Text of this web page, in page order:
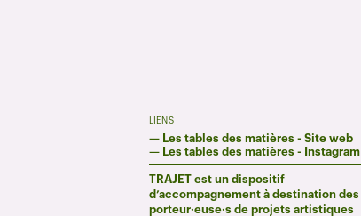
LIENS
— Les tables des matières - Site web
— Les tables des matières - Instagram
TRAJET est un dispositif
d’accompagnement à destination des
porteur·euse·s de projets artistiques